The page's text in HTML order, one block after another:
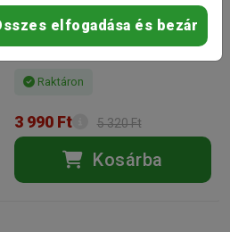
napraforgóolaj.
7%, nyershamu 2%, nyersrost
178 NE, E-vitamin 13 mg, C-
mg, B2-vitamin 2,4 mg,
kutyatáp érzékeny kutyáknak
Raktáron
3 990 Ft 5 320 Ft
Kosárba
elfogadása és bezár